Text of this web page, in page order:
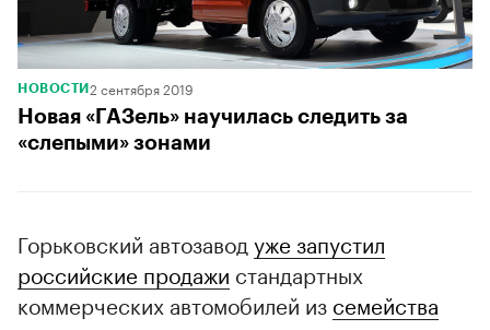
НОВОСТИ 2 сентября 2019
Новая «ГАЗель» научилась следить за
«слепыми» зонами
Горьковский автозавод уже запустил
российские продажи стандартных
коммерческих автомобилей из семейства